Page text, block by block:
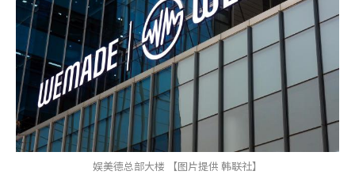
娱美德总部大楼 【图片提供 韩联社】